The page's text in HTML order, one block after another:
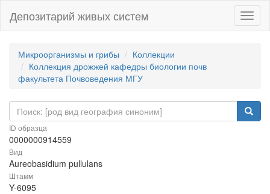
Депозитарий живых систем
Микроорганизмы и грибы
Коллекции
Коллекция дрожжей кафедры биологии почв
факультета Почвоведения МГУ
ID образца
0000000914559
Вид
Aureobasidium pullulans
Штамм
Y-6095